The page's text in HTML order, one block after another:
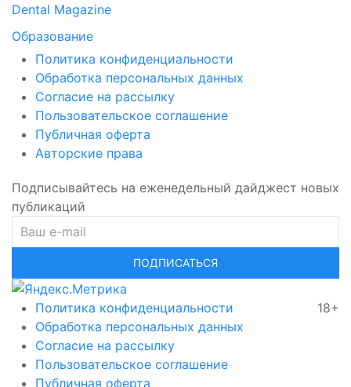
Dental Magazine
Образование
Политика конфиденциальности
Обработка персональных данных
Согласие на рассылку
Пользовательское соглашение
Публичная оферта
Авторские права
Подписывайтесь на еженедельный дайджест новых
публикаций
ПОДПИСАТЬСЯ
Политика конфиденциальности
Обработка персональных данных
Согласие на рассылку
Пользовательское соглашение
Публичная оферта
18+